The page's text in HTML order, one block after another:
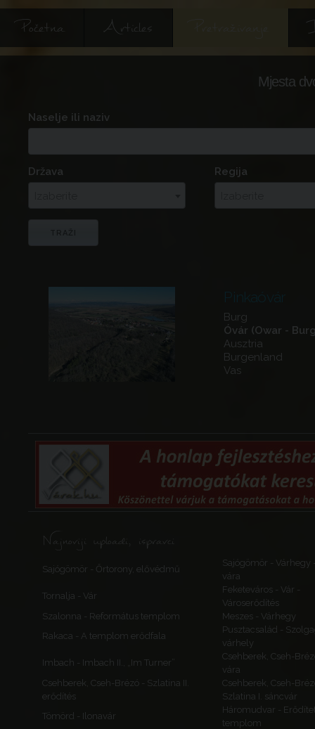
Početna Articles
Mjesta
Naselje ili naziv
Država
Regija
Pinkaóvár
Burg
Óvár (Owar -
Ausztria
Burgenland
Vas
Najnoviji uploadi, ispravci
Sajógömör - Őrtorony, elővédmű
Sajógömör - Várhegy
vára
Tornalja - Vár
Feketeváros - Vár -
Városerődítés
Szalonna - Református templom
Meszes - Várhegy
Rakaca - A templom erődfala
Pusztacsalád -
várhely
Imbach - Imbach II., „Im Turner”
Csehberek, Cseh-
vára
Csehberek, Cseh-Brézó - Szlatina II.
erődítés
Csehberek, Cseh-
Szlatina I. sáncvár
Tömörd - Ilonavár
Háromudvar -
templom